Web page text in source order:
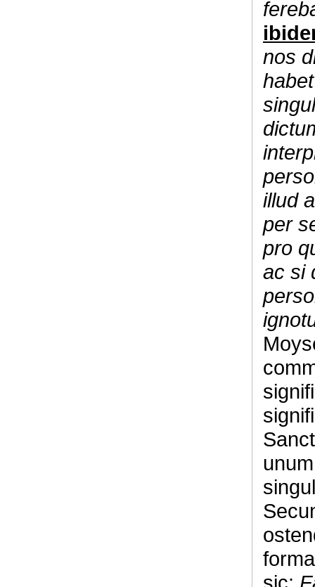
nos
illud
per
pro
ac si